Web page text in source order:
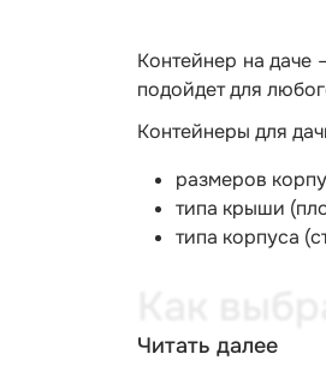
Контейнер на даче
подойдет для
Контейнеры для
размеров
типа крыши
типа корпуса
Читать далее